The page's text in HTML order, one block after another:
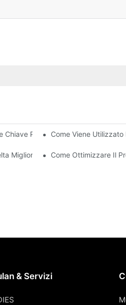
Per La Creazione Di Parti
Come Viene
Migliore Per I Beni Di Consumo
Come Ottimizzare Il
& Servizi